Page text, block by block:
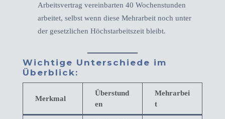
Arbeitsvertrag vereinbarten 40 Wochenstunden
arbeitet, selbst wenn diese Mehrarbeit noch unter
der gesetzlichen Höchstarbeitszeit bleibt.
Wichtige Unterschiede im
Überblick:
Merkmal
Überstund
en
Mehrarbei
t